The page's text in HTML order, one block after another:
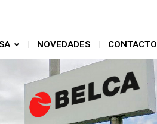
NOVEDADES CONTACTO